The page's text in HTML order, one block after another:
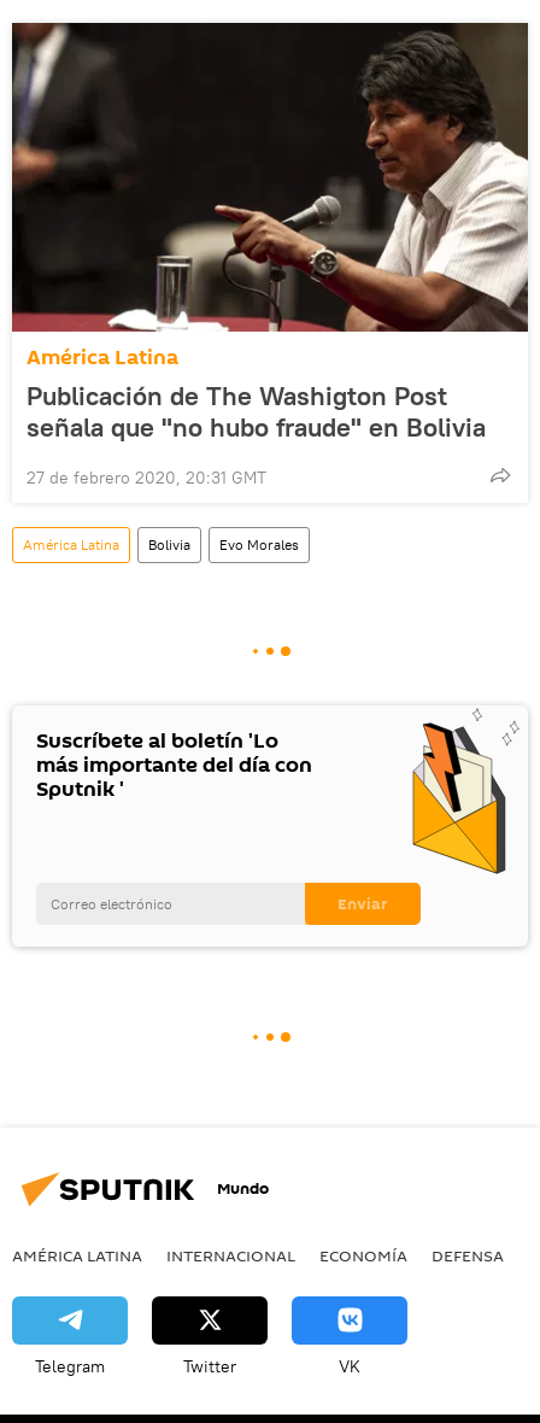
América Latina
Publicación de The Washigton Post
señala que "no hubo fraude" en Bolivia
27 de febrero 2020, 20:31 GMT
América Latina Bolivia Evo Morales
Suscríbete al boletín 'Lo
más importante del día con
Sputnik '
Mundo
AMÉRICA LATINA INTERNACIONAL ECONOMÍA DEFENSA
Telegram Twitter VK